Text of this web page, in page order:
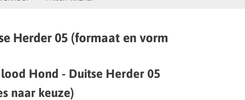
Herder 05 (formaat en vorm
Hond - Duitse Herder 05
naar keuze)